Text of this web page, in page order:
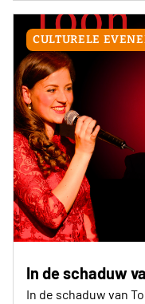
CULTURELE
In de schaduw
In de schaduw van